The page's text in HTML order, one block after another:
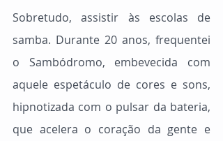
Sobretudo, assistir às escolas de
samba. Durante 20 anos, frequentei
o Sambódromo, embevecida com
aquele espetáculo de cores e sons,
hipnotizada com o pulsar da bateria,
que acelera o coração da gente e